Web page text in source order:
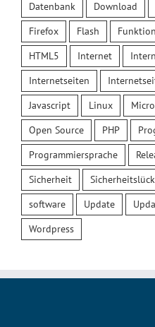
Datenbank
Download
Firefox
Flash
HTML5
Internet
Internetseiten
Javascript
Linux
Open Source
PHP
Programmiersprache
Sicherheit
software
Update
Wordpress